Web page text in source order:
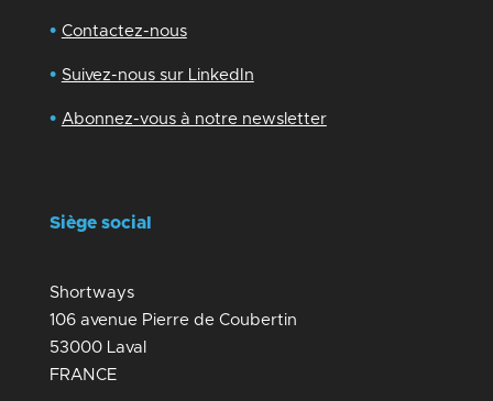
• Contactez-nous
• Suivez-nous sur LinkedIn
• Abonnez-vous à notre newsletter
Siège social
Shortways
106 avenue Pierre de Coubertin
53000 Laval
FRANCE